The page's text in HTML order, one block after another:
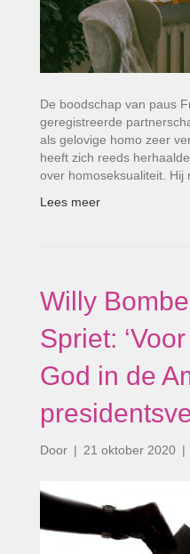
De boodschap van paus
geregistreerde
als gelovige homo zeer
heeft zich reeds
over homoseksualiteit. Hij
Lees meer
Willy
Spriet:
God in de
Door | 21 oktober 2020 |